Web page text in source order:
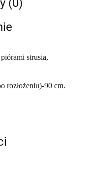
(0)
strusia,
rozłożeniu)-90 cm.